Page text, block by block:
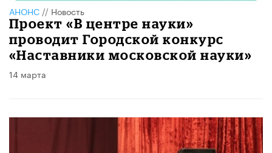
АНОНС // Новость
Проект «В центре науки»
проводит Городской конкурс
«Наставники московской науки»
14 марта